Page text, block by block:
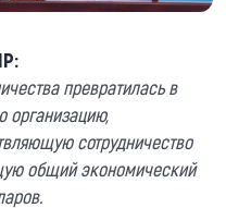
превратилась в
организацию,
сотрудничество
общий экономический